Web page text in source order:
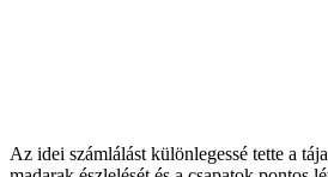
Az idei számlálást különlegessé tette a